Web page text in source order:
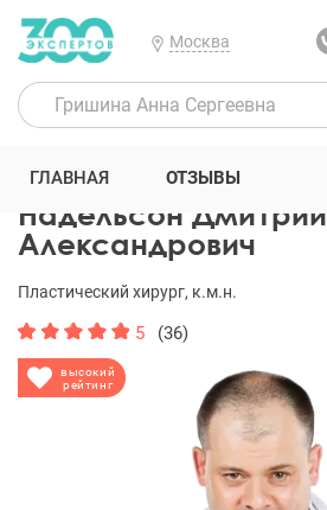
Москва
300 Экспертов Пластические хирурги
Надельсон Дмитрий
Александрович
высокий
рейтинг
Пластический хирург, к.м.н.
5 (36)
ГЛАВНАЯ ОТЗЫВЫ